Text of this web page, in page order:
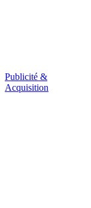
Publicité &
Acquisition